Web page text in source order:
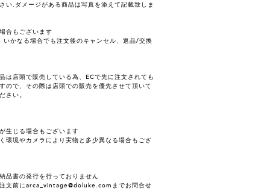
い.ダメージがある商品は写真を添えて記載致しま
合もございます
いかなる場合でも注文後のキャンセル、返品/交換
は店頭で販売している為、ECで先に注文されても
ので、その際は店頭での販売を優先させて頂いて
さい。
生じる場合もございます
環境やカメラにより実物と多少異なる場合もござ
品書の発行を行っておりません
文前にarca_vintage@doluke.comまでお問合せ